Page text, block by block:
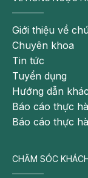
tiêu hóa, to
Các nguyên
cường cận
Mang thai:
với áp lực từ
chế độ ăn
viên bổ sung
giàu đạm)…
Rối loạn
bệnh
Giới thiệu về
Chuyên khoa
Tin tức
Tuyển dụng
Hướng dẫn
Báo cáo thực
Báo cáo thực
CHĂM SÓC